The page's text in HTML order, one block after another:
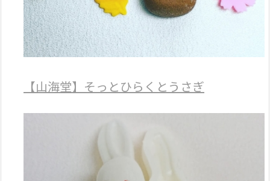
【山海堂】そっとひらくとうさぎ